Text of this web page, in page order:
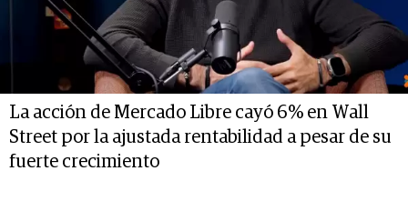
La acción de Mercado Libre cayó 6% en Wall
Street por la ajustada rentabilidad a pesar de su
fuerte crecimiento